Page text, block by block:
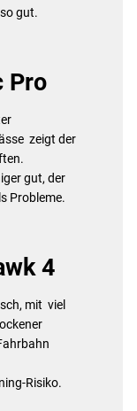
gut.
Pro
zeigt der
gut, der
Probleme.
4
mit viel
Risiko.